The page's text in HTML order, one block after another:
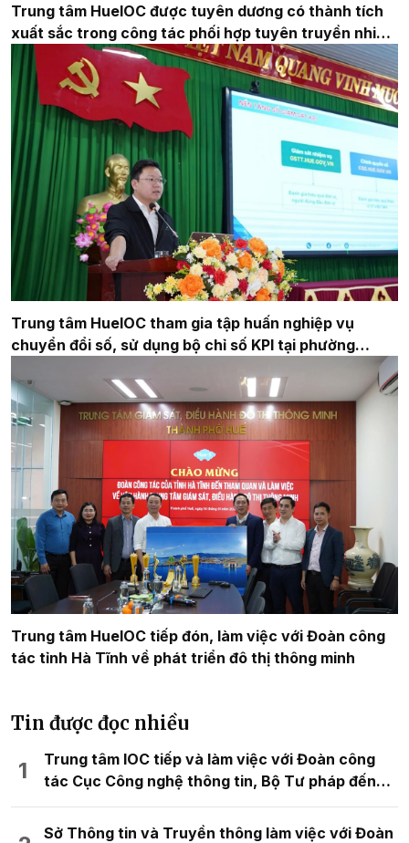
Trung tâm HueIOC được tuyên dương có thành tích
xuất sắc trong công tác phối hợp tuyên truyền nhiệm
vụ quân sự, quốc phòng năm 2025
Trung tâm HueIOC tham gia tập huấn nghiệp vụ
chuyển đổi số, sử dụng bộ chỉ số KPI tại phường
Trung tâm HueIOC tiếp đón, làm việc với Đoàn công
tác tỉnh Hà Tĩnh về phát triển đô thị thông minh
Tin được đọc nhiều
Trung tâm IOC tiếp và làm việc với Đoàn công
tác Cục Công nghệ thông tin, Bộ Tư pháp đến
tham quan và trao đổi kinh nghiệm về mô hình
chuyển đổi số
Sở Thông tin và Truyền thông làm việc với Đoàn